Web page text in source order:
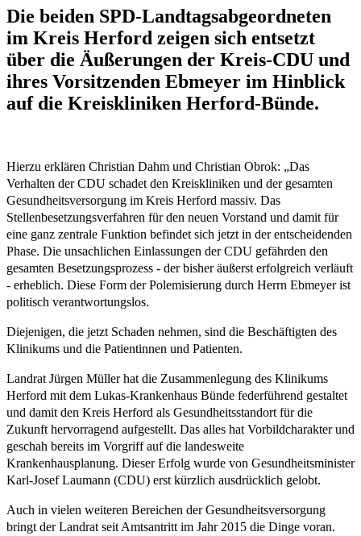
Die beiden SPD-Landtagsabgeordneten
im Kreis Herford zeigen sich entsetzt
über die Äußerungen der Kreis-CDU und
ihres Vorsitzenden Ebmeyer im Hinblick
auf die Kreiskliniken Herford-Bünde.
Hierzu erklären Christian Dahm und Christian Obrok: „Das
Verhalten der CDU schadet den Kreiskliniken und der gesamten
Gesundheitsversorgung im Kreis Herford massiv. Das
Stellenbesetzungsverfahren für den neuen Vorstand und damit für
eine ganz zentrale Funktion befindet sich jetzt in der entscheidenden
Phase. Die unsachlichen Einlassungen der CDU gefährden den
gesamten Besetzungsprozess - der bisher äußerst erfolgreich verläuft
- erheblich. Diese Form der Polemisierung durch Herrn Ebmeyer ist
politisch verantwortungslos.
Diejenigen, die jetzt Schaden nehmen, sind die Beschäftigten des
Klinikums und die Patientinnen und Patienten.
Landrat Jürgen Müller hat die Zusammenlegung des Klinikums
Herford mit dem Lukas-Krankenhaus Bünde federführend gestaltet
und damit den Kreis Herford als Gesundheitsstandort für die
Zukunft hervorragend aufgestellt. Das alles hat Vorbildcharakter und
geschah bereits im Vorgriff auf die landesweite
Krankenhausplanung. Dieser Erfolg wurde von Gesundheitsminister
Karl-Josef Laumann (CDU) erst kürzlich ausdrücklich gelobt.
Auch in vielen weiteren Bereichen der Gesundheitsversorgung
bringt der Landrat seit Amtsantritt im Jahr 2015 die Dinge voran.